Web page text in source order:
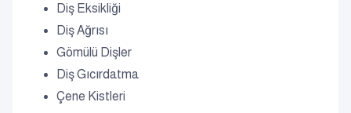
Diş Eksikliği
Diş Ağrısı
Gömülü Dişler
Diş Gıcırdatma
Çene Kistleri